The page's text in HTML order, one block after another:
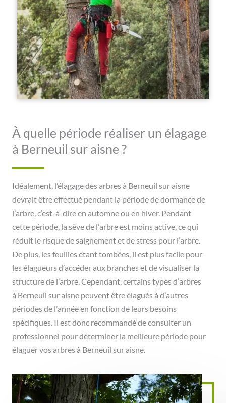
À quelle période réaliser un élagage
à Berneuil sur aisne ?
Idéalement, l’élagage des arbres à Berneuil sur aisne
devrait être effectué pendant la période de dormance de
l’arbre, c’est-à-dire en automne ou en hiver. Pendant
cette période, la sève de l’arbre est moins active, ce qui
réduit le risque de saignement et de stress pour l’arbre.
De plus, les feuilles étant tombées, il est plus facile pour
les élagueurs d’accéder aux branches et de visualiser la
structure de l’arbre. Cependant, certains types d’arbres
à Berneuil sur aisne peuvent être élagués à d’autres
périodes de l’année en fonction de leurs besoins
spécifiques. Il est donc recommandé de consulter un
professionnel pour déterminer la meilleure période pour
élaguer vos arbres à Berneuil sur aisne.